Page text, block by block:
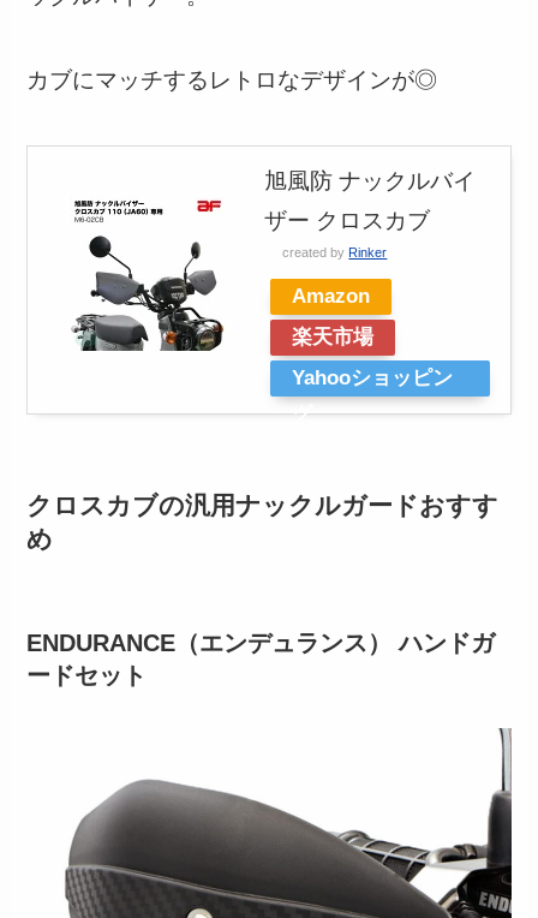
カブにマッチするレトロなデザインが◎
旭風防 ナックルバイ
ザー クロスカブ
created by Rinker
Amazon
楽天市場
Yahooショッピン
グ
クロスカブの汎用ナックルガードおすす
め
ENDURANCE（エンデュランス） ハンドガ
ードセット